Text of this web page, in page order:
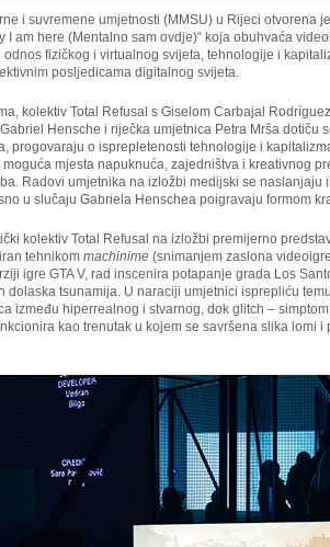
i suvremene umjetnosti (MMSU) u Rijeci otvorena
I am here (Mentalno sam ovdje)“ koja obuhvaća
fizičkog i virtualnog svijeta, tehnologije i
posljedicama digitalnog svijeta.
kolektiv Total Refusal s Giselom Carbajal
Hensche i riječka umjetnica Petra Mrša dotiču
progovaraju o isprepletenosti tehnologije i
mjesta napuknuća, zajedništva i kreativnog
Radovi umjetnika na izložbi medijski se naslanjaju
u slučaju Gabriela Henschea poigravaju formom
kolektiv Total Refusal na izložbi premijerno
tehnikom machinime (snimanjem zaslona
igre GTA V, rad inscenira potapanje grada Los
dolaska tsunamija. U naraciji umjetnici isprepliću
između hiperrealnog i stvarnog, dok glitch –
kao trenutak u kojem se savršena slika lomi